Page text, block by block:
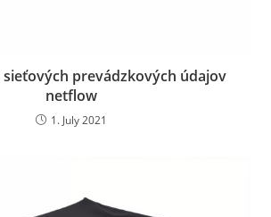
sieťových prevádzkových údajov
netflow
1. July 2021